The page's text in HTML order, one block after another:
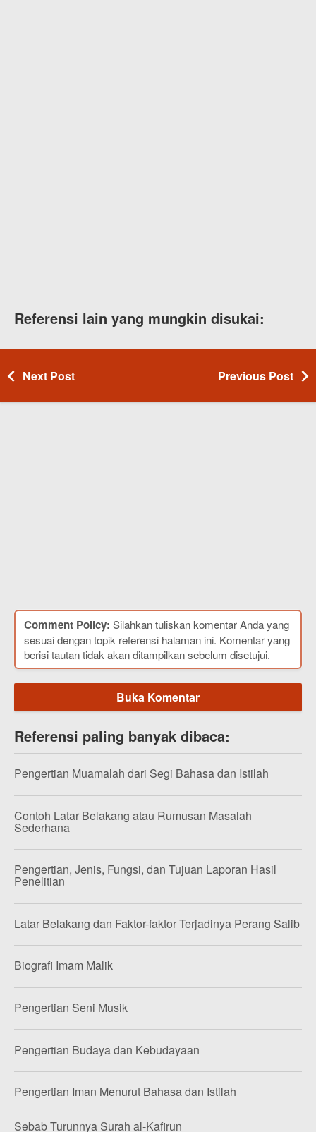
Referensi lain yang mungkin disukai:
Next Post Previous Post
Comment Policy: Silahkan tuliskan komentar Anda yang
sesuai dengan topik referensi halaman ini. Komentar yang
berisi tautan tidak akan ditampilkan sebelum disetujui.
Buka Komentar
Referensi paling banyak dibaca:
Pengertian Muamalah dari Segi Bahasa dan Istilah
Contoh Latar Belakang atau Rumusan Masalah
Sederhana
Pengertian, Jenis, Fungsi, dan Tujuan Laporan Hasil
Penelitian
Latar Belakang dan Faktor-faktor Terjadinya Perang Salib
Biografi Imam Malik
Pengertian Seni Musik
Pengertian Budaya dan Kebudayaan
Pengertian Iman Menurut Bahasa dan Istilah
Sebab Turunnya Surah al-Kafirun